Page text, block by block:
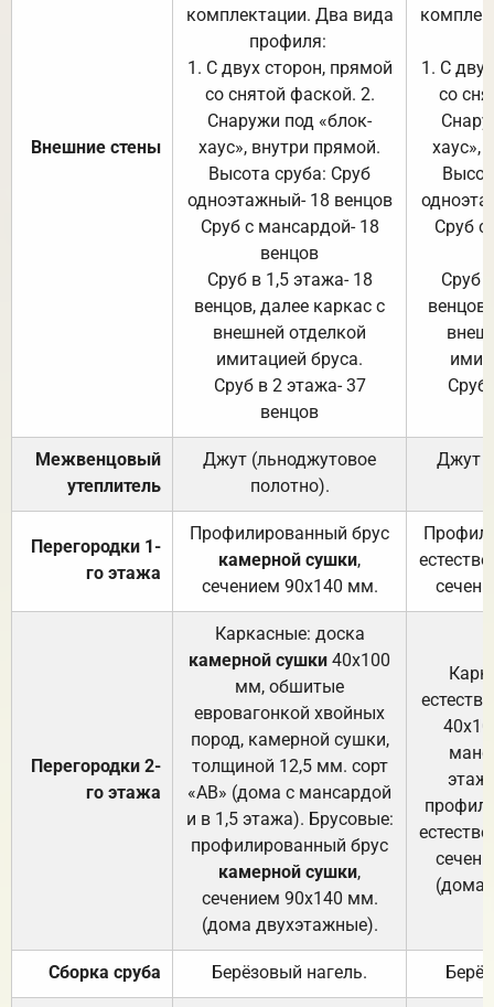
Внешние стены
комплектации. Два вида
профиля:
1. С двух сторон, прямой
со снятой фаской. 2.
Снаружи под «блок-
хаус», внутри прямой.
Высота сруба: Сруб
одноэтажный- 18 венцов
Сруб с мансардой- 18
венцов
Сруб в 1,5 этажа- 18
венцов, далее каркас с
внешней отделкой
имитацией бруса.
Сруб в 2 этажа- 37
венцов
1. С
со
хаус»,
Сруб с
Сруб
Сруб
Межвенцовый
утеплитель
Джут (льноджутовое
полотно).
Джут
Перегородки 1-
го этажа
Профилированный брус
камерной сушки,
сечением 90х140 мм.
Перегородки 2-
го этажа
Каркасные: доска
камерной сушки 40х100
мм, обшитые
евровагонкой хвойных
пород, камерной сушки,
толщиной 12,5 мм. сорт
«АВ» (дома с мансардой
и в 1,5 этажа). Брусовые:
профилированный брус
камерной сушки,
сечением 90х140 мм.
(дома двухэтажные).
(дома
Сборка сруба Берёзовый нагель.